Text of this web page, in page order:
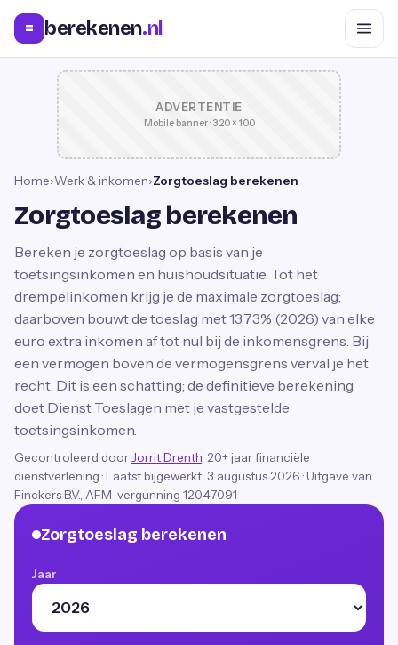
= berekenen.nl
ADVERTENTIE
Mobile banner · 320 × 100
Home›Werk & inkomen›Zorgtoeslag berekenen
Zorgtoeslag berekenen
Bereken je zorgtoeslag op basis van je
toetsingsinkomen en huishoudsituatie. Tot het
drempelinkomen krijg je de maximale zorgtoeslag;
daarboven bouwt de toeslag met 13,73% (2026) van elke
euro extra inkomen af tot nul bij de inkomensgrens. Bij
een vermogen boven de vermogensgrens verval je het
recht. Dit is een schatting; de definitieve berekening
doet Dienst Toeslagen met je vastgestelde
toetsingsinkomen.
Gecontroleerd door Jorrit Drenth , 20+ jaar financiële
dienstverlening · Laatst bijgewerkt: 3 augustus 2026 · Uitgave van
Finckers B.V., AFM-vergunning 12047091
Zorgtoeslag berekenen
Jaar